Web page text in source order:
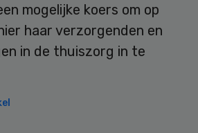
mogelijke koers om op
haar verzorgenden en
in de thuiszorg in te